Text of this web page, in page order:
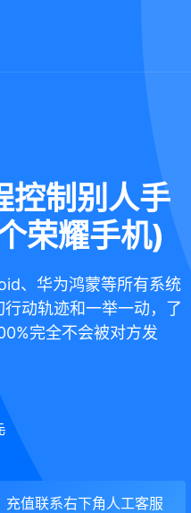
控制别人手
荣耀手机)
、华为鸿蒙等所有系统
动轨迹和一举一动，了
完全不会被对方发
充值联系右下角人工客服